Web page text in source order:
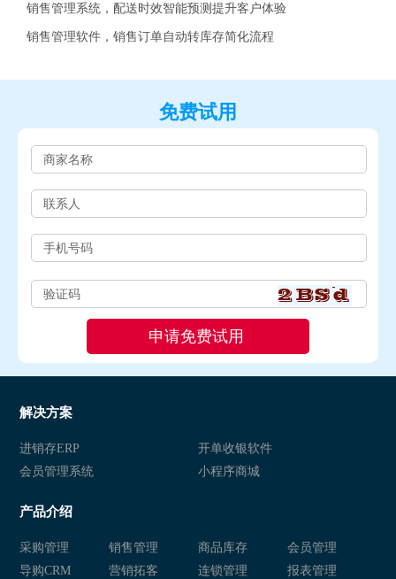
销售管理系统，配送时效智能预测提升客户体验
销售管理软件，销售订单自动转库存简化流程
免费试用
解决方案
进销存ERP
开单收银软件
会员管理系统
小程序商城
产品介绍
采购管理 销售管理 商品库存
会员管理
导购CRM
营销拓客 连锁管理 报表管理